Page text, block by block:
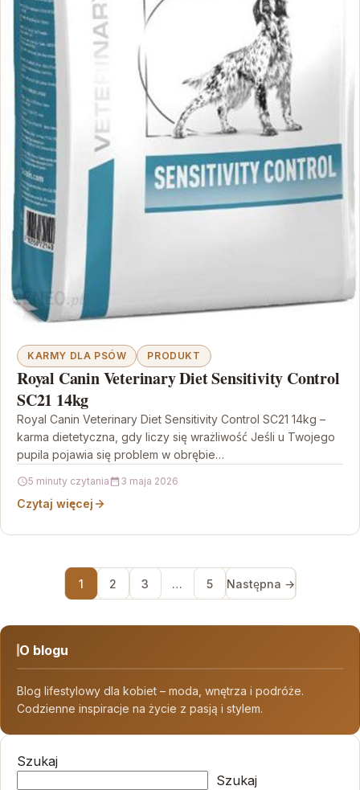
KARMY DLA PSÓW PRODUKT
Royal Canin Veterinary Diet Sensitivity Control
SC21 14kg
Royal Canin Veterinary Diet Sensitivity Control SC21 14kg –
karma dietetyczna, gdy liczy się wrażliwość Jeśli u Twojego
pupila pojawia się problem w obrębie…
5 minuty czytania 3 maja 2026
Czytaj więcej
1 2 3 … 5 Następna →
O blogu
Blog lifestylowy dla kobiet – moda, wnętrza i podróże.
Codzienne inspiracje na życie z pasją i stylem.
Szukaj
Szukaj